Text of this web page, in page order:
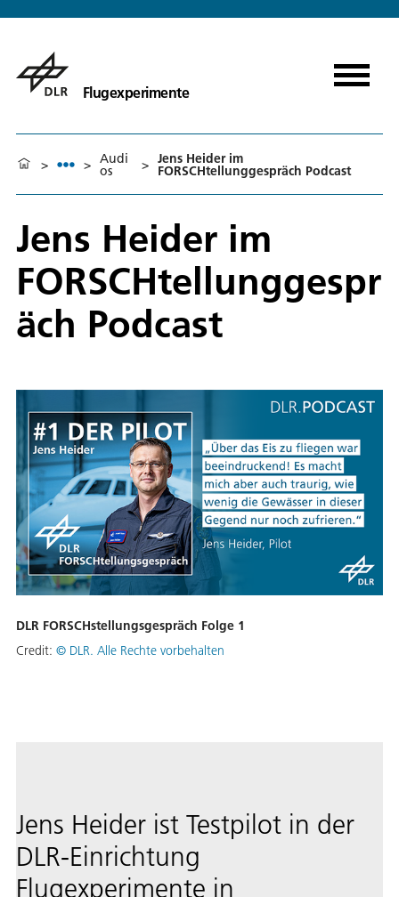
Flugexperimente
> > Audi
os > Jens Heider im
FORSCHtellunggespräch Podcast
Jens Heider im
FORSCHtellunggespr
äch Podcast
DLR FORSCHstellungsgespräch Folge 1
Credit: © DLR. Alle Rechte vorbehalten
Jens Heider ist Testpilot in der
DLR-Einrichtung
Flugexperimente in